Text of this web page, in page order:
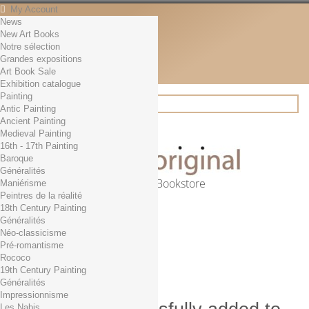
My Account
Contact
English
English
Français
News
Search
Online Art Bookstore
Cart (empty)
No products
Free shipping!
0,00 € Total
Check out
News
New Art Books
Notre sélection
Grandes expositions
Art Book Sale
Exhibition catalogue
Painting
Antic Painting
Ancient Painting
Medieval Painting
16th - 17th Painting
Baroque
Généralités
Maniérisme
Peintres de la réalité
18th Century Painting
Généralités
Néo-classicisme
Pré-romantisme
Rococo
19th Century Painting
Généralités
Impressionnisme